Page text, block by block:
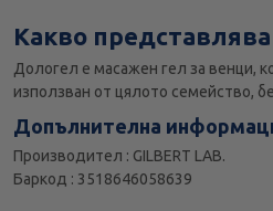
Какво представлява
Дологел е масажен гел за венци,
използван от цялото семейство,
Допълнителна
Производител : GILBERT LAB.
Баркод : 3518646058639